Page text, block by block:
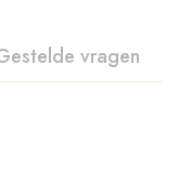
vragen